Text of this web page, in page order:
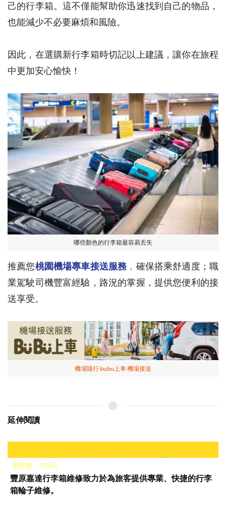
己的行李箱。這不僅能幫助你迅速找到自己的物品，
也能減少不必要麻煩和風險。
因此，在選購新行李箱時切記以上建議，讓你在旅程
中更加安心愉快！
哪些顏色的行李箱最容易丟失
推薦您桃園機場專車接送服務 ， 確保搭乘舒適度；職
業駕駛司機豐富經驗，路況的掌握，提供您便利的接
送享受。
機場隨行 bubu上車 機場接送
延伸閱讀
瀏覽數：6146
豐原嘉達行李箱維修致力於為旅客提供專業、快捷的行李
箱輪子維修。